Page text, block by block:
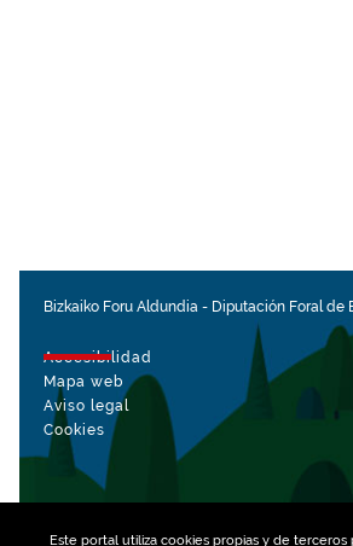
Este portal utiliza cookiespropias y de terceros
Bizkaiko Foru Aldundia - Diputación Foral de
Accesibilidad
Mapa web
Aviso legal
Cookies